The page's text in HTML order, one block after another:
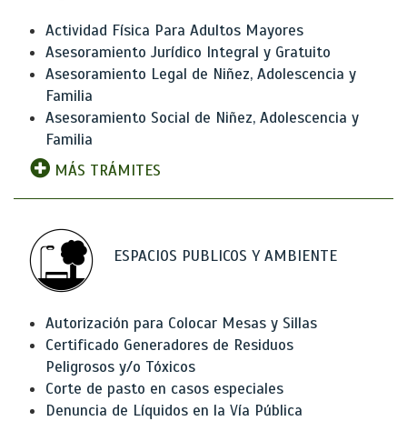
Actividad Física Para Adultos Mayores
Asesoramiento Jurídico Integral y Gratuito
Asesoramiento Legal de Niñez, Adolescencia y
Familia
Asesoramiento Social de Niñez, Adolescencia y
Familia
MÁS TRÁMITES
ESPACIOS PUBLICOS Y AMBIENTE
Autorización para Colocar Mesas y Sillas
Certificado Generadores de Residuos
Peligrosos y/o Tóxicos
Corte de pasto en casos especiales
Denuncia de Líquidos en la Vía Pública